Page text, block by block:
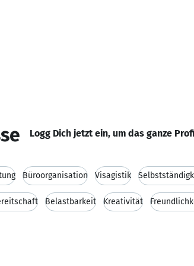
Logg Dich jetzt ein, um das ganze
Büroorganisation Visagistik
Belastbarkeit Kreativität